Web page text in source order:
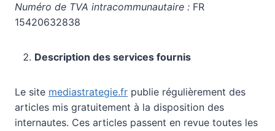
Numéro de TVA intracommunautaire : FR
15420632838
Description des services fournis
Le site mediastrategie.fr publie régulièrement des
articles mis gratuitement à la disposition des
internautes. Ces articles passent en revue toutes les